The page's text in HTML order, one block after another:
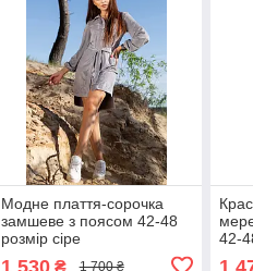
Модне плаття-сорочка
замшеве з поясом 42-48
розмір сіре
1 530₴ 1 700 ₴
42-
1